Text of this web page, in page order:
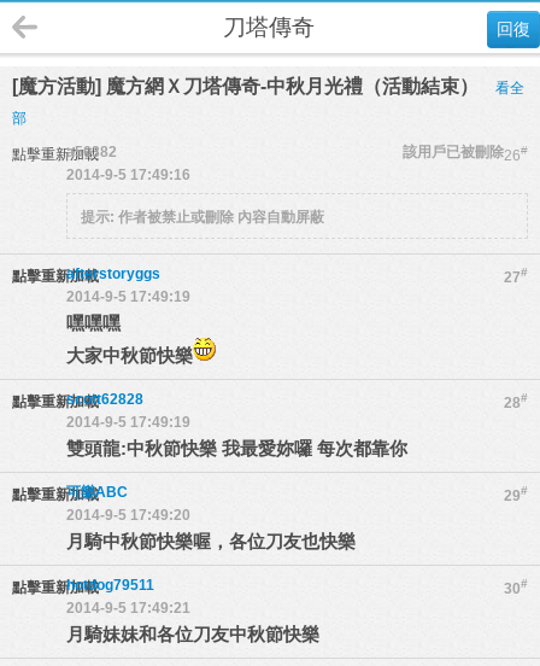
回復
刀塔傳奇
[魔方活動] 魔方網Ｘ刀塔傳奇-中秋月光禮（活動結束）
看全
部
點擊重新加載 26#
a50382
該用戶已被刪除
2014-9-5 17:49:16
提示: 作者被禁止或刪除 內容自動屏蔽
點擊重新加載 27#
afterstoryggs
2014-9-5 17:49:19
嘿嘿嘿
大家中秋節快樂
點擊重新加載 28#
scott62828
2014-9-5 17:49:19
雙頭龍:中秋節快樂 我最愛妳囉 每次都靠你
點擊重新加載 29#
可樂ABC
2014-9-5 17:49:20
月騎中秋節快樂喔，各位刀友也快樂
點擊重新加載 30#
hotdog79511
2014-9-5 17:49:21
月騎妹妹和各位刀友中秋節快樂